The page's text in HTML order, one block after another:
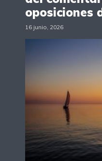
oposiciones
16 junio, 2026